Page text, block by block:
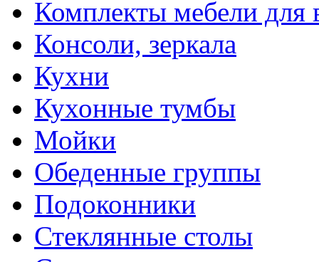
Комплекты мебели для
Консоли, зеркала
Кухни
Кухонные тумбы
Мойки
Обеденные группы
Подоконники
Стеклянные столы